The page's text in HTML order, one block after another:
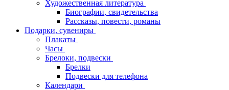
Художественная литература
Биографии, свидетельства
Рассказы, повести, романы
Подарки, сувениры
Плакаты
Часы
Брелоки, подвески
Брелки
Подвески для телефона
Календари